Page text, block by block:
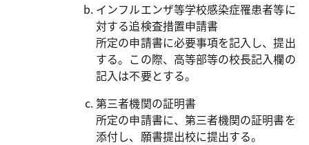
インフルエンザ等学校感染症罹患者等に
対する追検査措置申請書
所定の申請書に必要事項を記入し、提出
する。この際、高等部等の校長記入欄の
記入は不要とする。
第三者機関の証明書
所定の申請書に、第三者機関の証明書を
添付し、願書提出校に提出する。